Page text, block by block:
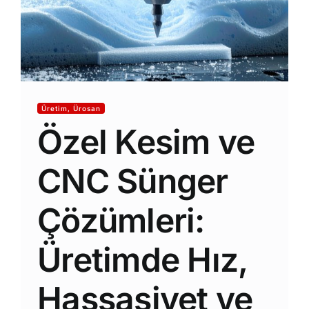
S.S.S.
Haberler YENİ
İletişim
Üretim, Ürosan
Özel Kesim ve
CNC Sünger
Çözümleri:
Üretimde Hız,
Hassasiyet ve